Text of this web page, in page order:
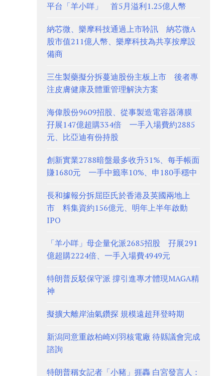
平台「羊小咩」 首5月溢利1.25億人幣
納芯微、樂摩科技通過上市聆訊 納芯微A
股市值211億人幣、樂摩科技為共享按摩設
備商
三生製藥擬分拆蔓迪股份主板上市 後者專
注皮膚健康及體重管理解決方案
海偉股份9609招股、從事製造電容器薄膜
孖展147億超購334倍 一手入場費約2885
元、比亞迪有份持股
創新實業2788暗盤最多收升31%、每手帳面
賺1680元 一手中籤率10%、申180手穩中
長和據報分拆屈臣氏於香港及英國兩地上
市 料集資約156億元、明年上半年啟動
IPO
「羊小咩」母企量化派2685招股 孖展291
億超購2224倍、一手入場費4949元
特朗普反駁保守派 撐引進專才體現MAGA精
神
擬擴大離岸油氣鑽探 規模遠超拜登時期
新潟同意重啟柏崎刈羽核電廠 待縣議會完成
諮詢
特朗普稱女記者「小豬」捱轟 白宮發言人：